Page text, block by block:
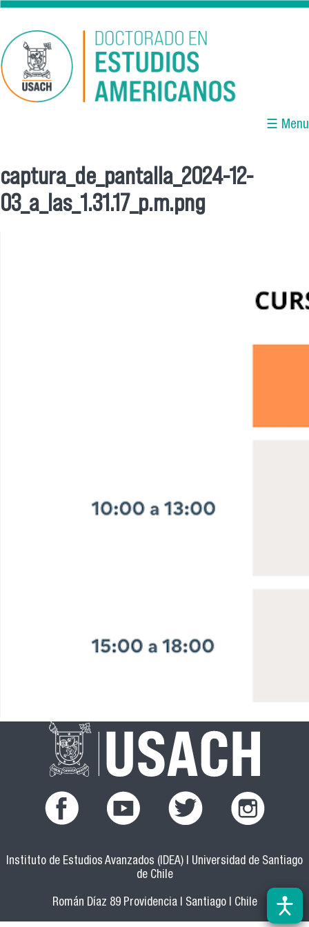
Pasar al contenido principal
☰ Menu
Se encuentra usted aquí
captura_de_pantalla_2024-12-
03_a_las_1.31.17_p.m.png
facebook.pngyoutub.pngtwitter.png
Instituto de Estudios Avanzados (IDEA) | Universidad de Santiago
de Chile
Román Díaz 89 Providencia | Santiago | Chile